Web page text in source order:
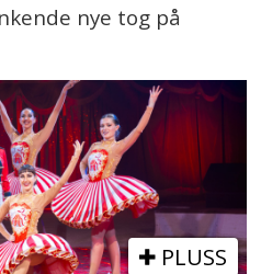
nye tog på
PLUSS